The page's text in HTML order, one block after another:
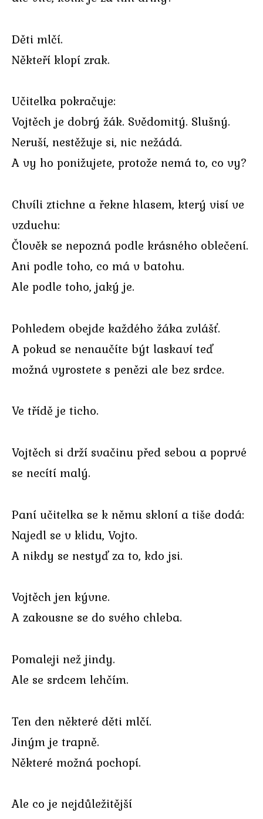
Děti mlčí.
Někteří klopí zrak.
Učitelka pokračuje:
Vojtěch je dobrý žák. Svědomitý. Slušný.
Neruší, nestěžuje si, nic nežádá.
A vy ho ponižujete, protože nemá to, co vy?
Chvíli ztichne a řekne hlasem, který visí ve
vzduchu:
Člověk se nepozná podle krásného oblečení.
Ani podle toho, co má v batohu.
Ale podle toho, jaký je.
Pohledem obejde každého žáka zvlášť.
A pokud se nenaučíte být laskaví teď
možná vyrostete s penězi ale bez srdce.
Ve třídě je ticho.
Vojtěch si drží svačinu před sebou a poprvé
se necítí malý.
Paní učitelka se k němu skloní a tiše dodá:
Najedl se v klidu, Vojto.
A nikdy se nestyď za to, kdo jsi.
Vojtěch jen kývne.
A zakousne se do svého chleba.
Pomaleji než jindy.
Ale se srdcem lehčím.
Ten den některé děti mlčí.
Jiným je trapně.
Některé možná pochopí.
Ale co je nejdůležitější